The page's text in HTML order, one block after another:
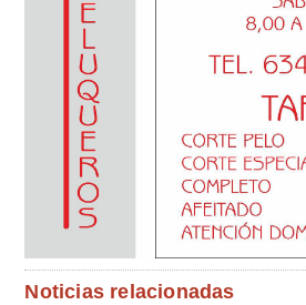
Noticias relacionadas